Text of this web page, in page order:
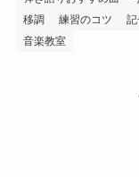
移調
練習のコツ
音楽教室